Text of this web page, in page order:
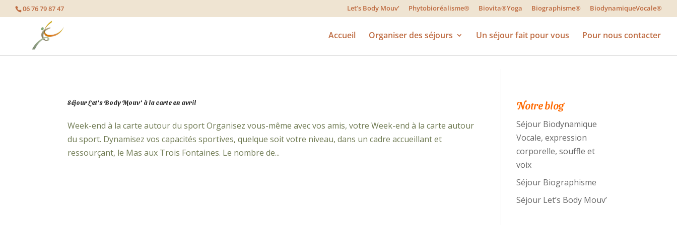
page contents
06 76 79 87 47 Let’s Body Mouv’ Phytobioréalisme® Biovita®Yoga Biographisme® BiodynamiqueVocale®
Accueil Organiser des séjours Un séjour fait pour vous Pour nous contacter
Séjour Let’s Body Mouv’ à la carte en avril
Week-end à la carte autour du sport Organisez vous-même avec vos amis, votre Week-end à la carte autour
du sport. Dynamisez vos capacités sportives, quelque soit votre niveau, dans un cadre accueillant et
ressourçant, le Mas aux Trois Fontaines. Le nombre de...
Notre blog
Séjour Biodynamique
Vocale, expression
corporelle, souffle et
voix
Séjour Biographisme
Séjour Let’s Body Mouv’